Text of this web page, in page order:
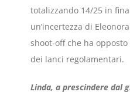
totalizzando 14/25 in
un’incertezza di
shoot-off che ha
dei lanci regolamentari.
Linda, a prescindere dal